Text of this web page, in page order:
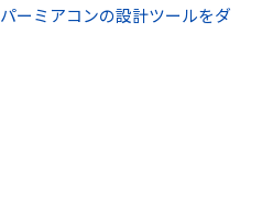
パーミアコンの設計ツールをダ